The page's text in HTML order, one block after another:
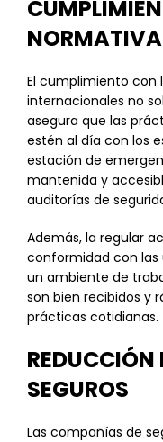
El cumplimiento con
internacionales no
asegura que las
estén al día con los
estación de
mantenida y
auditorías de
Además, la regular
conformidad con
un ambiente de
son bien recibidos y
prácticas cotidianas.
REDUCCIÓN
SEGUROS
Las compañías de